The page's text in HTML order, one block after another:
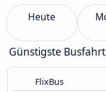
Heute
Günstigste
FlixBus